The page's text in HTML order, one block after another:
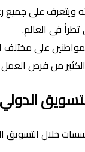
ويتعرف على
تطرأ في العالم.
على
من فرص
الدولي
خلال التسويق